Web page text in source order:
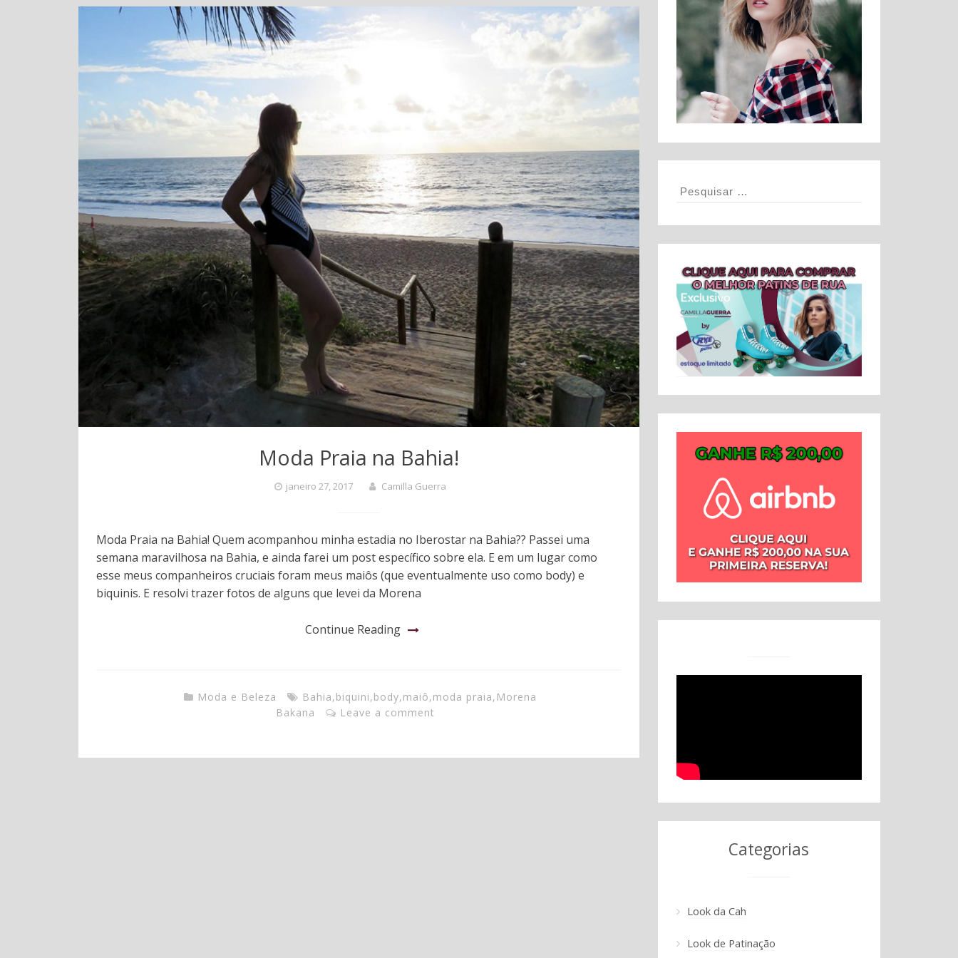
Moda Praia na Bahia!
janeiro 27, 2017 Camilla Guerra
Moda Praia na Bahia! Quem acompanhou minha estadia no Iberostar na Bahia?? Passei uma
semana maravilhosa na Bahia, e ainda farei um post específico sobre ela. E em um lugar como
esse meus companheiros cruciais foram meus maiôs (que eventualmente uso como body) e
biquinis. E resolvi trazer fotos de alguns que levei da Morena
Continue Reading
Moda e Beleza Bahia,biquini,body,maiô,moda praia, Morena
Bakana
Leave a comment
Categorias
Look da Cah
Look de Patinação